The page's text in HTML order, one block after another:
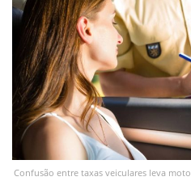
Confusão entre taxas veiculares leva